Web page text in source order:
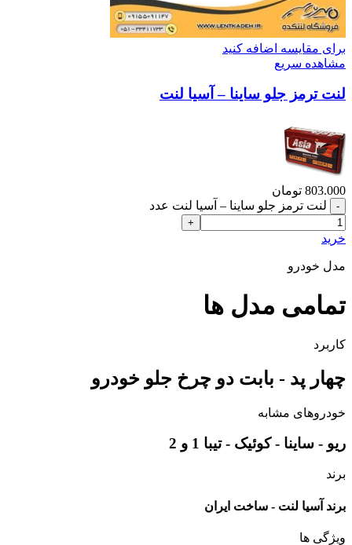
برای مقایسه اضافه کنید
مشاهده سریع
لنت ترمز جلو ساینا – آسیا لنت
803.000 تومان
لنت ترمز جلو ساینا – آسیا لنت عدد
خرید
مدل خودرو
تمامی مدل ها
کاربرد
چهار پد - بابت دو چرخ جلو خودرو
خودروهای مشابه
ریو - ساینا - کوئیک - تیبا 1 و 2
برند
برند آسیا لنت - ساخت ایران
ویژگی ها